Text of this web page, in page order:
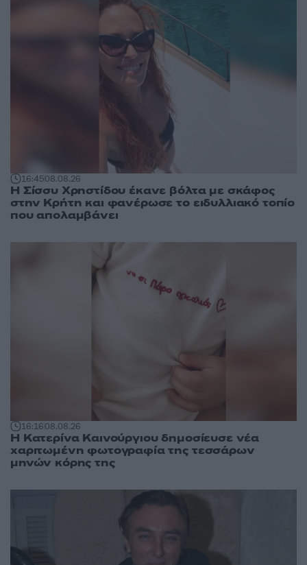
16:4508.08.26
Η Σίσσυ Χρηστίδου έκανε βόλτα με σκάφος
στην Κρήτη και φανέρωσε το ειδυλλιακό τοπίο
που απολαμβάνει
16:1608.08.26
Η Κατερίνα Καινούργιου δημοσίευσε νέα
χαριτωμένη φωτογραφία της τεσσάρων
μηνών κόρης της